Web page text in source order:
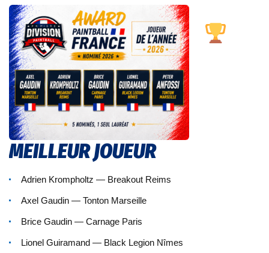
MEILLEUR JOUEUR
Adrien Krompholtz — Breakout Reims
Axel Gaudin — Tonton Marseille
Brice Gaudin — Carnage Paris
Lionel Guiramand — Black Legion Nîmes